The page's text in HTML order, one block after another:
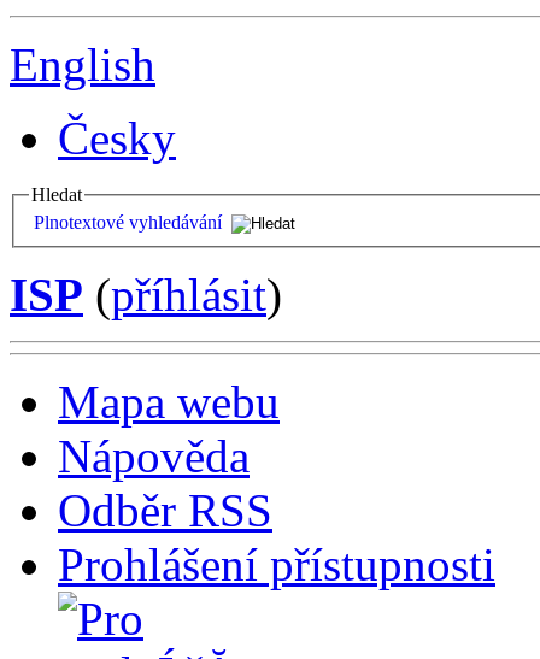
English
Česky
Hledat
Plnotextové vyhledávání
ISP (příhlásit)
Mapa webu
Nápověda
Odběr RSS
Prohlášení přístupnosti